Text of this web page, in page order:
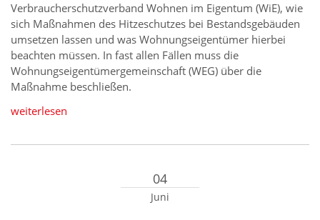
Verbraucherschutzverband Wohnen im Eigentum (WiE), wie
sich Maßnahmen des Hitzeschutzes bei Bestandsgebäuden
umsetzen lassen und was Wohnungseigentümer hierbei
beachten müssen. In fast allen Fällen muss die
Wohnungseigentümergemeinschaft (WEG) über die
Maßnahme beschließen.
weiterlesen
04
Juni